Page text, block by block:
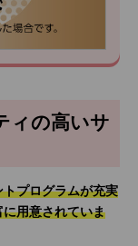
ィの高いサ
プログラムが充実
用意されていま